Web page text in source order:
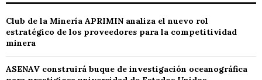
Club de la Minería APRIMIN analiza el nuevo rol
estratégico de los proveedores para la competitividad
minera
ASENAV construirá buque de investigación oceanográfica